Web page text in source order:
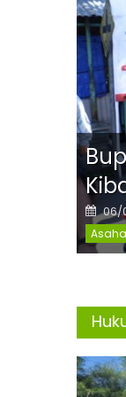
on
06/